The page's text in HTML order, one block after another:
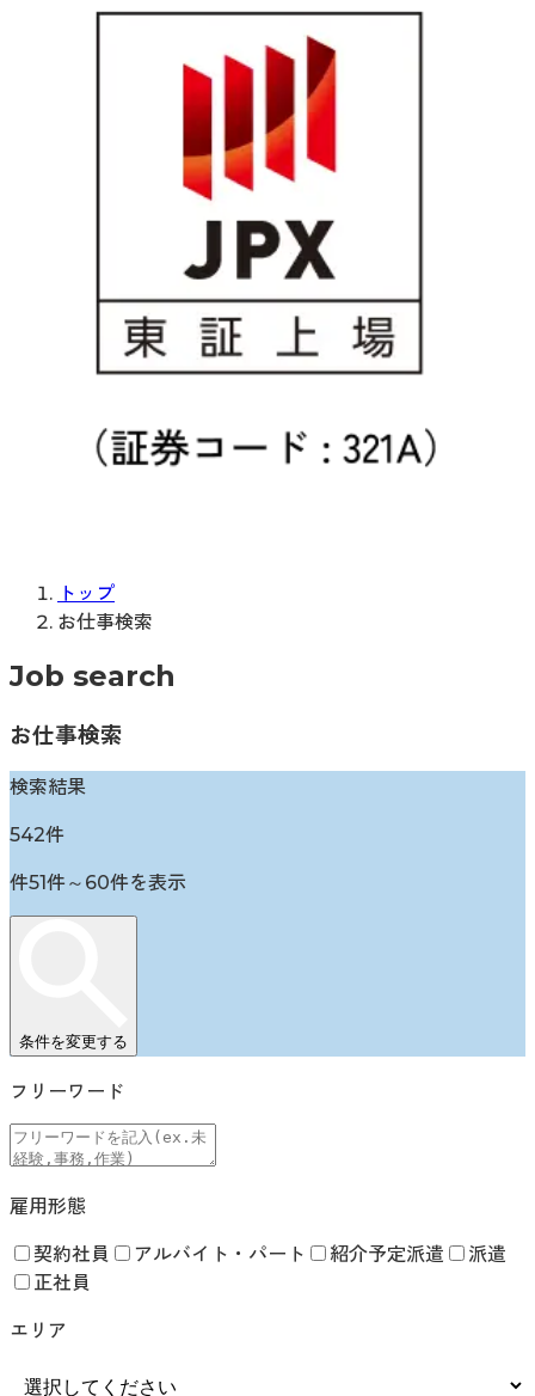
トップ
お仕事検索
Job search
お仕事検索
検索結果
542件
件51件～ 60件を表示
条件を変更する
フリーワード
雇用形態
契約社員 アルバイト・パート 紹介予定派遣
派遣
正社員
エリア